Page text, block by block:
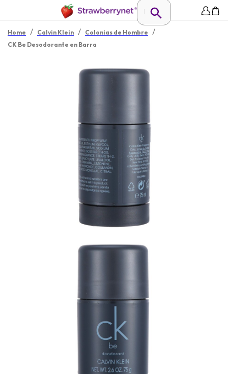
Home / Calvin Klein / Colonias de Hombre /
CK Be Desodorante en Barra